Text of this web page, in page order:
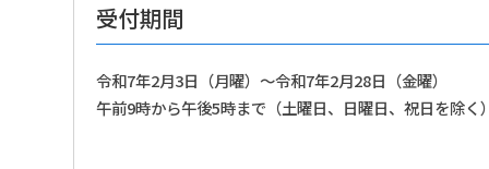
受付期間
令和7年2月3日（月曜）～令和7年2月28日（金曜）
午前9時から午後5時まで（土曜日、日曜日、祝日を除く